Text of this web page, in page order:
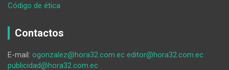
Código de ética
municipales
Loja
Contactos
E-mail: ogonzalez@hora32.com.ec editor@hora32.com.ec
publicidad@hora32.com.ec